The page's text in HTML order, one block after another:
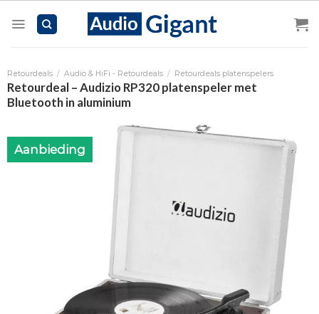
Retourdeals / Audio & HiFi - Retourdeals / Retourdeals platenspelers
Retourdeal – Audizio RP320 platenspeler met
Bluetooth in aluminium
Aanbieding